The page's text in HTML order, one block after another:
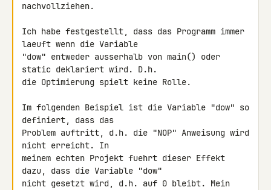
nachvollziehen.
Ich habe festgestellt, dass das Programm immer
laeuft wenn die Variable
"dow" entweder ausserhalb von main() oder
static deklariert wird. D.h.
die Optimierung spielt keine Rolle.
Im folgenden Beispiel ist die Variable "dow" so
definiert, dass das
Problem auftritt, d.h. die "NOP" Anweisung wird
nicht erreicht. In
meinem echten Projekt fuehrt dieser Effekt
dazu, dass die Variable "dow"
nicht gesetzt wird, d.h. auf 0 bleibt. Mein